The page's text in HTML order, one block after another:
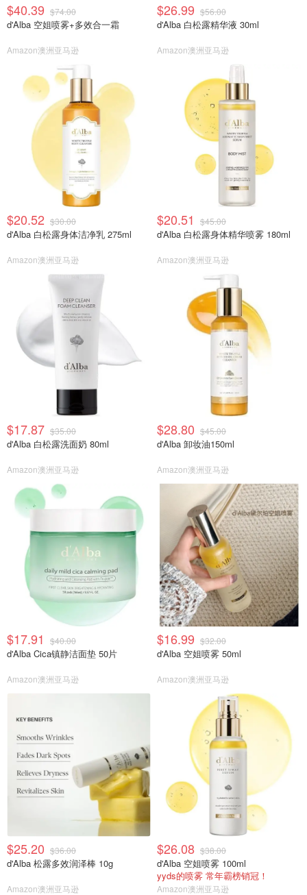
$40.39 $74.00
d'Alba 空姐喷雾+多效合一霜
Amazon澳洲亚马逊
$26.99 $56.00
d'Alba 白松露精华液 30ml
Amazon澳洲亚马逊
$20.52 $30.00
d'Alba 白松露身体洁净乳 275ml
Amazon澳洲亚马逊
$20.51 $45.00
d'Alba 白松露身体精华喷雾 180ml
Amazon澳洲亚马逊
$17.87 $35.00
d'Alba 白松露洗面奶 80ml
Amazon澳洲亚马逊
$28.80 $45.00
d'Alba 卸妆油150ml
Amazon澳洲亚马逊
$17.91 $40.00
d'Alba Cica镇静洁面垫 50片
Amazon澳洲亚马逊
$16.99 $32.00
d'Alba 空姐喷雾 50ml
Amazon澳洲亚马逊
$25.20 $36.00
d'Alba 松露多效润泽棒 10g
Amazon澳洲亚马逊
$26.08 $38.00
d'Alba 空姐喷雾 100ml
yyds的喷雾 常年霸榜销冠！
Amazon澳洲亚马逊